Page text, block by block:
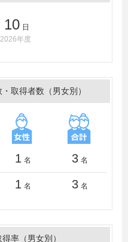
10 日
2026年度
取得者数（男女別）
1 名 3 名
1 名 3 名
率（男女別）